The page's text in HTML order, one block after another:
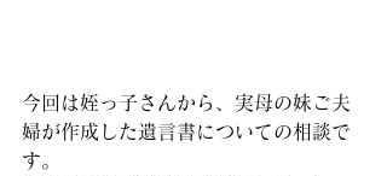
今回は姪っ子さんから、実母の妹ご夫
婦が作成した遺言書についての相談で
す。